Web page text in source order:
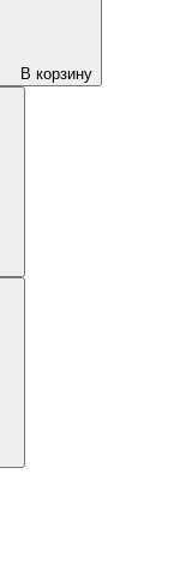
В корзину